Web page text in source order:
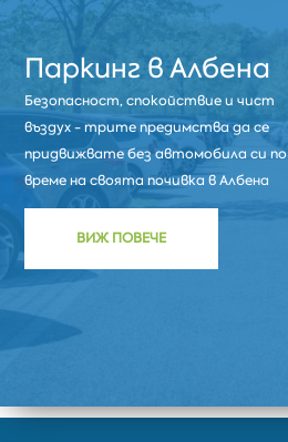
Паркинг в Албена
Безопасност, спокойствие и чист
въздух - трите предимства да се
придвижвате без автомобила си по
време на своята почивка в Албена
ВИЖ ПОВЕЧЕ